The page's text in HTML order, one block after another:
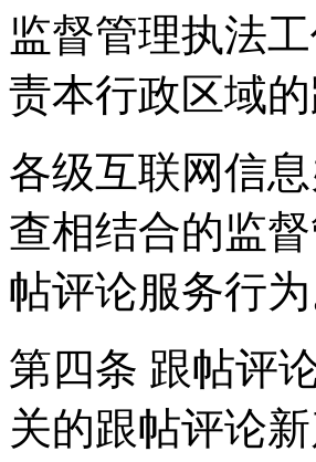
监督管理执法
责本行政区域
各级互联网信
查相结合的监
帖评论服务行为
第四条 跟帖评
关的跟帖评论